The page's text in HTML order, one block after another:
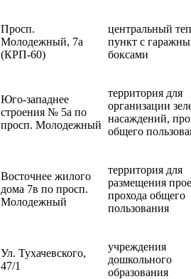
Просп.
Молодежный, 7а
(КРП-60)
центральный
пункт с
боксами
Юго-западнее
строения № 5а по
просп. Молодежный
территория для
организации
насаждений,
общего
Восточнее жилого
дома 7в по просп.
Молодежный
территория для
размещения
прохода общего
пользования
Ул. Тухачевского,
47/1
учреждения
дошкольного
образования